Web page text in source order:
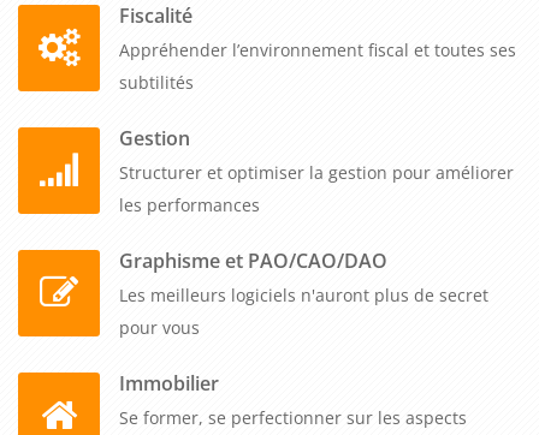
professionnels travaillant dans les domaines de la conception
3D. Elle permet d'acquérir les compétences de base
nécessaires pour utiliser efficacement 3ds Max, pour créer
qualité. Les entreprises ont tout intérêt à proposer cette
formation à leur personnel pour améliorer leur expertise en
conception 3D, renforcer leur compétitivité et répondre aux
Fiscalité
Appréhender l’environnement fiscal et toutes ses
subtilités
Gestion
Structurer et optimiser la gestion pour améliorer
les performances
Graphisme et PAO/CAO/DAO
Les meilleurs logiciels n'auront plus de secret
pour vous
Immobilier
Se former, se perfectionner sur les aspects